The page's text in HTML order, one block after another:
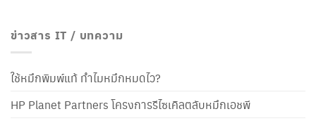
ข่าวสาร IT / บทความ
ใช้หมึกพิมพ์แท้ ทำไมหมึกหมดไว?
HP Planet Partners โครงการรีไซเคิลตลับหมึกเอชพี